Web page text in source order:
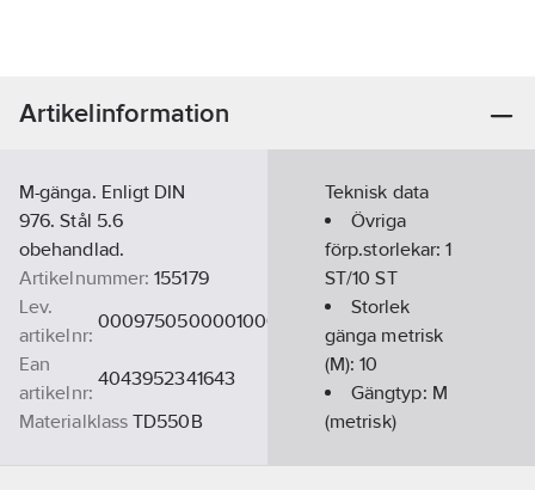
Artikelinformation
M-gänga. Enligt DIN
976. Stål 5.6
obehandlad.
Artikelnummer: 155179
Lev.
artikelnr:
000975050000100000
Ean
artikelnr:
4043952341643
Materialklass TD550B
Teknisk data
Övriga
förp.storlekar:1
ST/10 ST
Storlek
gänga metrisk
(M):10
Gängtyp: M
(metrisk)